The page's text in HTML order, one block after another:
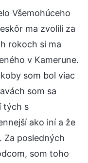
Všemohúceho
ma zvolili za
rokoch si ma
v Kamerune.
som bol viac
som sa
tých s
ako iní a že
Za posledných
som toho